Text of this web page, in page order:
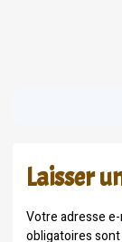
Laisser
Votre adresse
obligatoires